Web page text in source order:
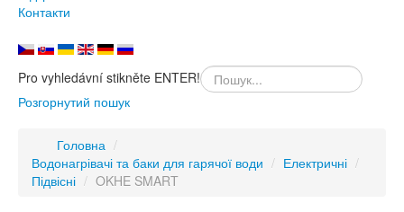
Контакти
Pro vyhledávní stikněte ENTER!
Розгорнутий пошук
Головна /
Водонагрівачі та баки для гарячої води / Електричні /
Підвісні / OKHE SMART